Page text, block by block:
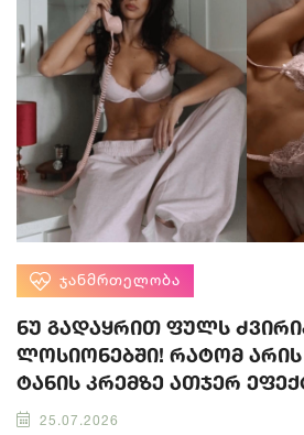
ᲯᲐᲜᲛᲠᲗᲔᲚᲝᲑᲐ
ნუ გადაყრით ფულს
ლოსიონებში! რატომ არის
ტანის კრემზე ათჯერ
25.07.2026